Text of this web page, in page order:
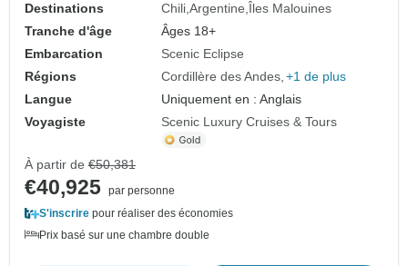
Destinations
Chili Argentine Îles Malouines
Tranche d'âge
Âges 18+
Embarcation
Scenic Eclipse
Régions
Cordillère des Andes +1 de plus
Langue
Uniquement en : Anglais
Voyagiste
Scenic Luxury Cruises & Tours
À partir de €50,381
€40,925 par personne
S'inscrire pour réaliser des économies
Prix basé sur une chambre double